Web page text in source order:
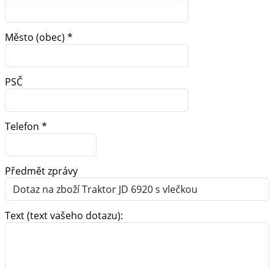
Město (obec) *
PSČ
Telefon *
Předmět zprávy
Text (text vašeho dotazu):